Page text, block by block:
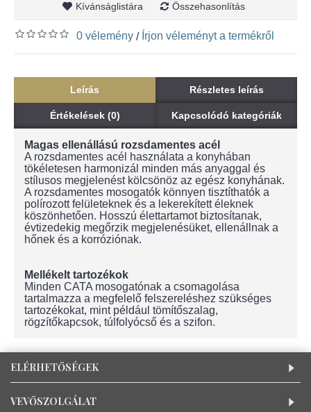
Kívánságlistára Összehasonlítás
0 vélemény / Írjon véleményt a termékről
Leírás Részletes leírás
Értékelések (0) Kapcsolódó kategóriák
Magas ellenállású rozsdamentes acél
A rozsdamentes acél használata a konyhában
tökéletesen harmonizál minden más anyaggal és
stílusos megjelenést kölcsönöz az egész konyhának.
A rozsdamentes mosogatók könnyen tisztíthatók a
polírozott felületeknek és a lekerekített éleknek
köszönhetően. Hosszú élettartamot biztosítanak,
évtizedekig megőrzik megjelenésüket, ellenállnak a
hőnek és a korróziónak.
Mellékelt tartozékok
Minden CATA mosogatónak a csomagolása
tartalmazza a megfelelő felszereléshez szükséges
tartozékokat, mint például tömítőszalag,
rögzítőkapcsok, túlfolyócső és a szifon.
ELÉRHETŐSÉGEK
VEVŐSZOLGÁLAT